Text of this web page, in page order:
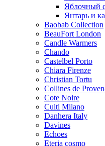
Яблочный
Янтарь и
Baobab Collection
BeauFort London
Candle Warmers
Chando
Castelbel Porto
Chiara Firenze
Christian Tortu
Collines de
Cote Noire
Culti Milano
Danhera Italy
Davines
Echoes
Eteria cosmo